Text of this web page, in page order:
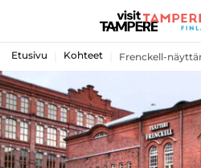
Etusivu Kohteet Frenckell-